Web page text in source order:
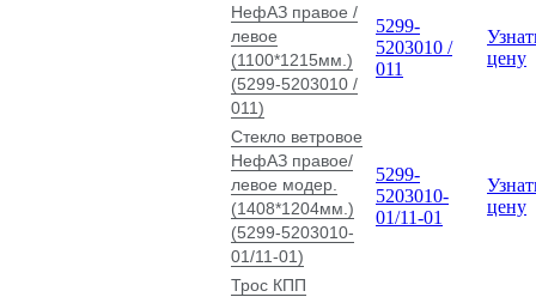
НефАЗ правое /
левое
(1100*1215мм.)
(5299-5203010 /
011)
5299-
5203010 /
011
цену
Стекло ветровое
НефАЗ правое/
левое модер.
(1408*1204мм.)
(5299-5203010-
01/11-01)
5299-
5203010-
01/11-01
цену
Трос КПП